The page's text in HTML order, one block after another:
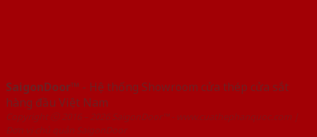
SaigonDoor™ - Hệ thống Showroom cửa thép cửa sắt
hàng đầu Việt Nam
Copyright ⓒ 2016 – 2026 SaigonDoor™ - www.cuathephanquoc.com |
Đơn vị chủ quản SaigonDoor